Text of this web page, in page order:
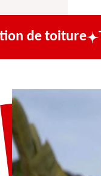
Travaux de